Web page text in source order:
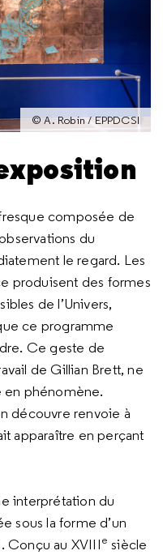
© A. Robin / EPPDCSI
composée de
du
le regard. Les
produisent des formes
de l’Univers,
ce programme
Ce geste de
de Gillian Brett, ne
en phénomène.
découvre renvoie à
apparaître en perçant
interprétation du
sous la forme d’un
Conçu au XVIIIe siècle